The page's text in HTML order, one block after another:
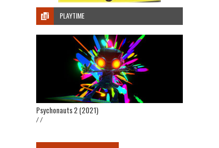
PLAYTIME
Psychonauts 2 (2021)
/ /